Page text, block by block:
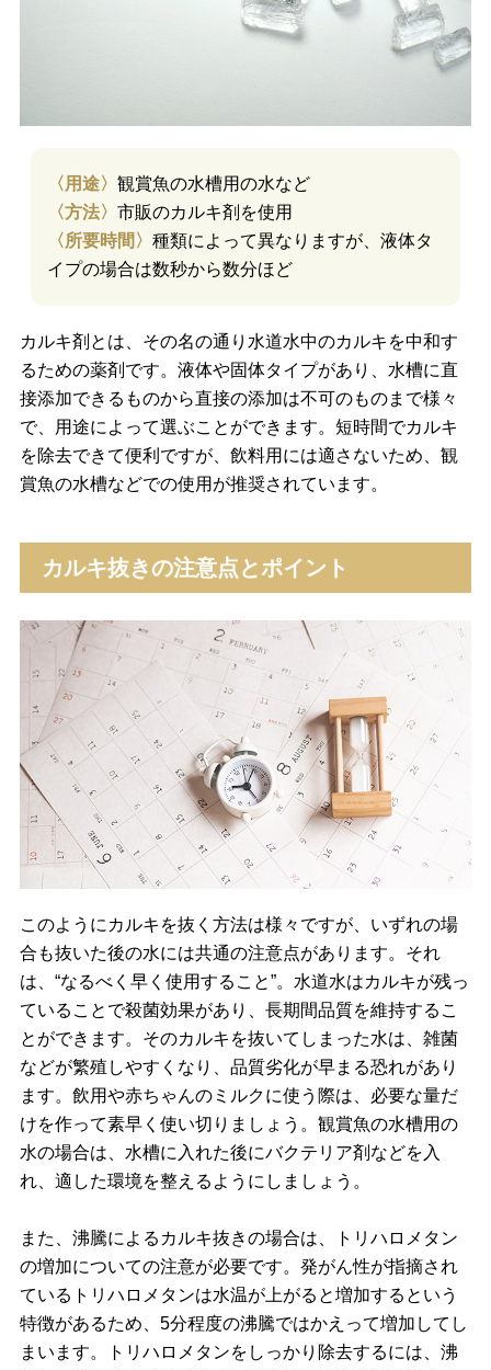
〈用途〉 観賞魚の水槽用の水など
〈方法〉 市販のカルキ剤を使用
〈所要時間〉 種類によって異なりますが、液体タ
イプの場合は数秒から数分ほど
カルキ剤とは、その名の通り水道水中のカルキを中和す
るための薬剤です。液体や固体タイプがあり、水槽に直
接添加できるものから直接の添加は不可のものまで様々
で、用途によって選ぶことができます。短時間でカルキ
を除去できて便利ですが、飲料用には適さないため、観
賞魚の水槽などでの使用が推奨されています。
カルキ抜きの注意点とポイント
このようにカルキを抜く方法は様々ですが、いずれの場
合も抜いた後の水には共通の注意点があります。それ
は、“なるべく早く使用すること”。水道水はカルキが残っ
ていることで殺菌効果があり、長期間品質を維持するこ
とができます。そのカルキを抜いてしまった水は、雑菌
などが繁殖しやすくなり、品質劣化が早まる恐れがあり
ます。飲用や赤ちゃんのミルクに使う際は、必要な量だ
けを作って素早く使い切りましょう。観賞魚の水槽用の
水の場合は、水槽に入れた後にバクテリア剤などを入
れ、適した環境を整えるようにしましょう。
また、沸騰によるカルキ抜きの場合は、トリハロメタン
の増加についての注意が必要です。発がん性が指摘され
ているトリハロメタンは水温が上がると増加するという
特徴があるため、5分程度の沸騰ではかえって増加してし
まいます。トリハロメタンをしっかり除去するには、沸